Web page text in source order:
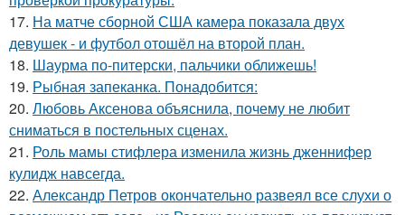
17. На матче сборной США камера показала двух
девушек - и футбол отошёл на второй план.
18. Шаурма по-питерски, пальчики оближешь!
19. Рыбная запеканка. Понадобится:
20. Любовь Аксенова объяснила, почему не любит
сниматься в постельных сценах.
21. Роль мамы стифлера изменила жизнь дженнифер
кулидж навсегда.
22. Александр Петров окончательно развеял все слухи о